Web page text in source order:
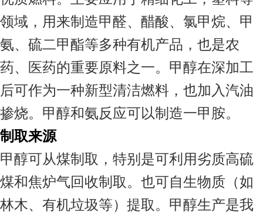
领域，用来制造甲醛、醋酸、氯甲烷、甲
氨、硫二甲酯等多种有机产品，也是农
药、医药的重要原料之一。甲醇在深加工
后可作为一种新型清洁燃料，也加入汽油
掺烧。甲醇和氨反应可以制造一甲胺。
制取来源
甲醇可从煤制取，特别是可利用劣质高硫
煤和焦炉气回收制取。也可自生物质（如
林木、有机垃圾等）提取。甲醇生产是我